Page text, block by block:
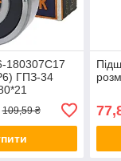
180307С17
ГПЗ-34
109,59 ₴